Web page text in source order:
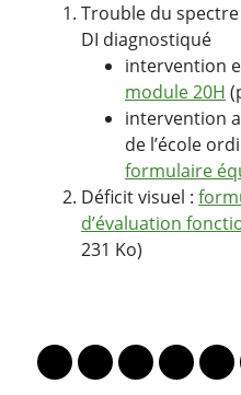
Trouble du spectre
DI diagnostiqué
intervention
module 20H
intervention
de l’école
formulaire
Déficit visuel :
d’évaluation
231 Ko)
Lien vers le profil
Lien vers le profil
Lien vers le
Lien